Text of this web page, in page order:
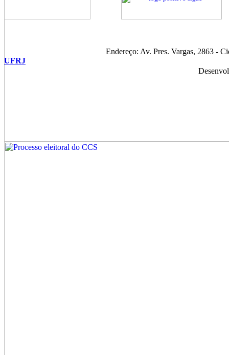
Endereço: Av. Pres. Vargas, 2863 -
UFRJ